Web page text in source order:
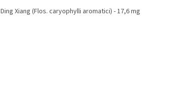
Ding Xiang (Flos. caryophylli aromatici) - 17,6 mg